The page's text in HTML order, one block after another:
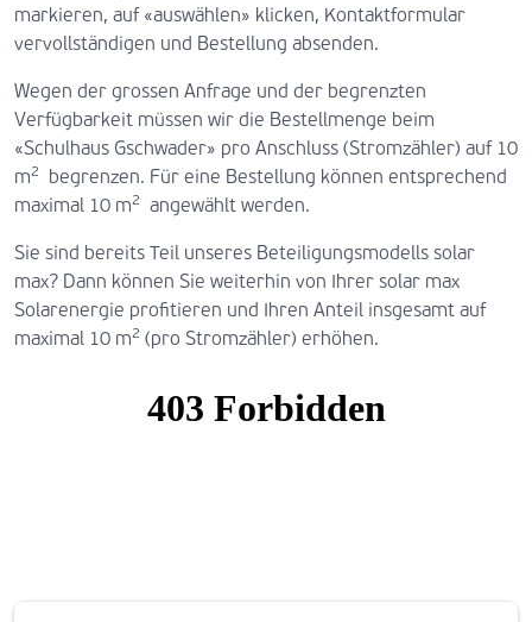
markieren, auf «auswählen» klicken, Kontaktformular
vervollständigen und Bestellung absenden.
Wegen der grossen Anfrage und der begrenzten
Verfügbarkeit müssen wir die Bestellmenge beim
«Schulhaus Gschwader» pro Anschluss (Stromzähler) auf 10
m2
begrenzen. Für eine Bestellung können entsprechend
maximal 10 m2 angewählt werden.
Sie sind bereits Teil unseres Beteiligungsmodells solar
max? Dann können Sie weiterhin von Ihrer solar max
Solarenergie profitieren und Ihren Anteil insgesamt auf
maximal 10 m2 (pro Stromzähler) erhöhen.